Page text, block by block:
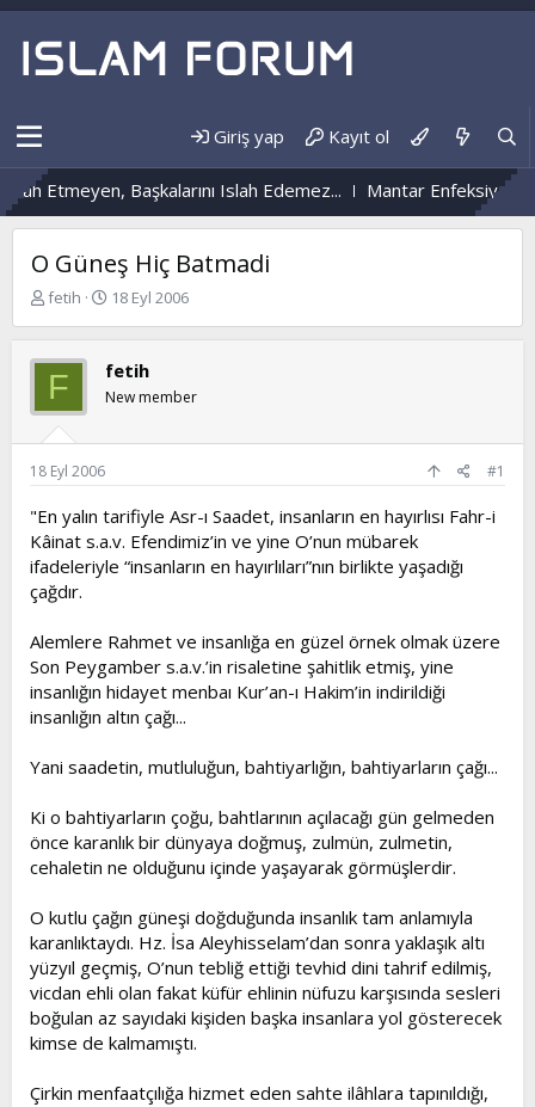
Giriş yap Kayıt ol
Etmeyen, Başkalarını Islah Edemez... Mantar Enfeksiyonu
O Güneş Hiç Batmadi
K
b
u
y
u
b
a
l
a
t
a
n
fetih
B
l
a
n
ı
a
i
h
18 Eyl 2006
F fetih
New member
18 Eyl 2006 #1
"En yalın tarifiyle Asr-ı Saadet, insanların en hayırlısı Fahr-i
Kâinat s.a.v. Efendimiz’in ve yine O’nun mübarek
ifadeleriyle “insanların en hayırlıları”nın birlikte yaşadığı
çağdır.
Alemlere Rahmet ve insanlığa en güzel örnek olmak üzere
Son Peygamber s.a.v.’in risaletine şahitlik etmiş, yine
insanlığın hidayet menbaı Kur’an-ı Hakim’in indirildiği
insanlığın altın çağı...
Yani saadetin, mutluluğun, bahtiyarlığın, bahtiyarların çağı...
Ki o bahtiyarların çoğu, bahtlarının açılacağı gün gelmeden
önce karanlık bir dünyaya doğmuş, zulmün, zulmetin,
cehaletin ne olduğunu içinde yaşayarak görmüşlerdir.
O kutlu çağın güneşi doğduğunda insanlık tam anlamıyla
karanlıktaydı. Hz. İsa Aleyhisselam’dan sonra yaklaşık altı
yüzyıl geçmiş, O’nun tebliğ ettiği tevhid dini tahrif edilmiş,
vicdan ehli olan fakat küfür ehlinin nüfuzu karşısında sesleri
boğulan az sayıdaki kişiden başka insanlara yol gösterecek
kimse de kalmamıştı.
Çirkin menfaatçılığa hizmet eden sahte ilâhlara tapınıldığı,